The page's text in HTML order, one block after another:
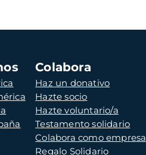
Colabora
Haz un donativo
Hazte socio
Hazte voluntario/a
Testamento solidario
Colabora como empresa
Regalo Solidario